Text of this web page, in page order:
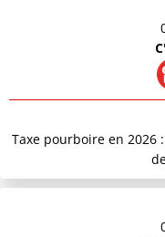
Taxe pourboire en 2026